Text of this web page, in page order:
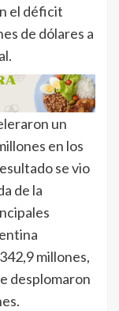
el déficit
de dólares a
un
en los
se vio
de la
millones,
desplomaron